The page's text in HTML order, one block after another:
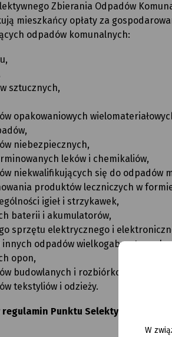
Zbierania Odpadów
mieszkańcy opłaty za
odpadów komunalnych:
sztucznych,
opakowaniowych
niebezpiecznych,
leków i chemikaliów,
niekwalifikujących się do odpadów
produktów leczniczych w
igieł i strzykawek,
baterii i akumulatorów,
sprzętu elektrycznego i
innych odpadów wielkogabarytowych,
opon,
budowlanych i rozbiórkowych,
tekstyliów i odzieży.
Punktu Selektywnego
W